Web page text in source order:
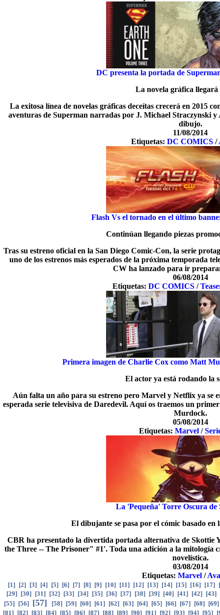
DC presenta la portada de
La novela gráfica llegará
La exitosa línea de novelas gráficas deceítas crecerá en 2015
aventuras de Superman narradas por J. Michael Straczynski y
dibujo.
11/08/2014
Etiquetas: DC COMICS /
Flash Vs el tornado en el último
Continúan llegando piezas
Tras su estreno oficial en la San Diego Comic-Con, la serie
uno de los estrenos más esperados de la próxima temporada
CW ha lanzado para ir
06/08/2014
Etiquetas:DC COMICS /
Primera imagen de Charlie Cox como Matt
El actor ya está rodando la
Aún falta un año para su estreno pero Marvel y Netflix ya se
esperada serie televisiva de Daredevil. Aquí os traemos un
Murdock.
05/08/2014
Etiquetas:Marvel /
La 'Pequeña' Torre Oscura de
El dibujante se pasa por el cómic basado en
CBR ha presentado la divertida portada alternativa de
the Three -- The Prisoner" #1'. Toda una adición a la mitología
novelística.
03/08/2014
Etiquetas:Marvel /
[1] [2] [3] [4] [5] [6] [7] [8] [9] [10] [11] [12] [13] [14] [15] [16] [17] [
[29] [30] [31] [32] [33] [34] [35] [36] [37] [38] [39] [40] [41] [42] [43]
[55] [56] [57] [58] [59] [60] [61] [62] [63] [64] [65] [66] [67] [68] [69]
[81] [82] [83] [84] [85] [86] [87] [88] [89] [90] [91] [92] [93] [94] [95] [